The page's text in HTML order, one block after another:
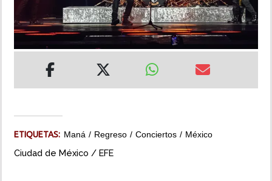
IMPRESO
ETIQUETAS: Maná Regreso Conciertos México
Ciudad de México / EFE